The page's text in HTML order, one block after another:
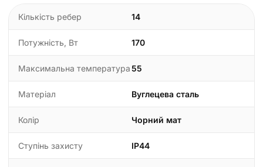
Кількість ребер 14
Потужність, Вт 170
Максимальна температура55
Матеріал Вуглецева сталь
Колір Чорний мат
Ступінь захисту IP44